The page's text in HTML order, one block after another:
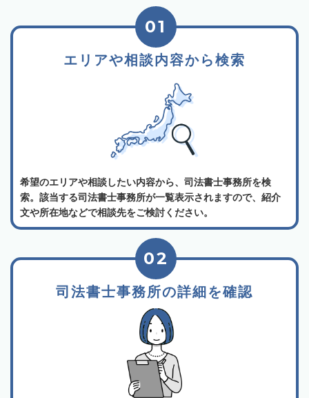
エリアや相談内容から検索
01
希望のエリアや相談したい内容から、司法書士事務所を検
索。該当する司法書士事務所が一覧表示されますので、紹介
文や所在地などで相談先をご検討ください。
司法書士事務所の詳細を確認
02